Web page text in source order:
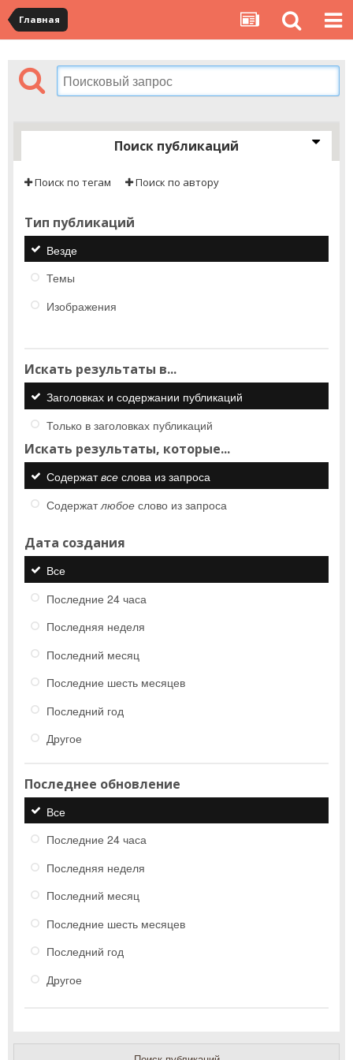
Главная
Поиск публикаций
Поиск по тегам Поиск по автору
Тип публикаций
Везде
Темы
Изображения
Искать результаты в...
Заголовках и содержании публикаций
Только в заголовках публикаций
Искать результаты, которые...
Содержатвсе слова из запроса
Содержатлюбое слово из запроса
Дата создания
Все
Последние 24 часа
Последняя неделя
Последний месяц
Последние шесть месяцев
Последний год
Другое
Последнее обновление
Все
Последние 24 часа
Последняя неделя
Последний месяц
Последние шесть месяцев
Последний год
Другое